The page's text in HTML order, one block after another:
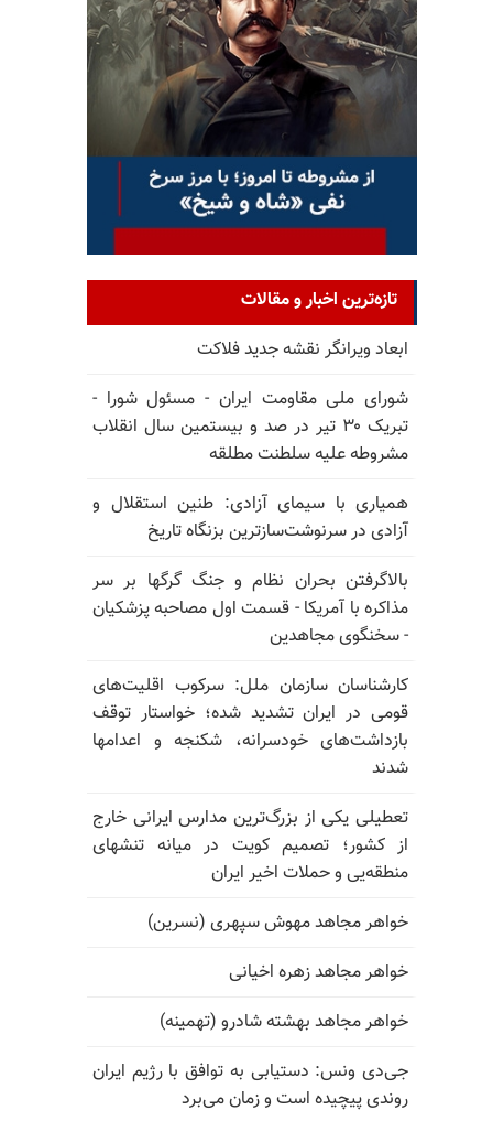
تازه‌ترین اخبار و مقالات
ابعاد ویرانگر نقشه جدید فلاکت
شورای ملی مقاومت ایران - مسئول شورا -
تبریک ۳۰ تیر در صد و بیستمین سال انقلاب
مشروطه علیه سلطنت مطلقه
همیاری با سیمای آزادی: طنین استقلال و
آزادی در سرنوشت‌سازترین بزنگاه تاریخ
بالا‌گرفتن بحران نظام و جنگ گرگها بر سر
مذاکره با آمریکا - قسمت اول مصاحبه پزشکیان
- سخنگوی مجاهدین
کارشناسان سازمان ملل: سرکوب اقلیت‌های
قومی در ایران تشدید شده؛ خواستار توقف
بازداشت‌های خودسرانه، شکنجه و اعدامها
شدند
تعطیلی یکی از بزرگ‌ترین مدارس ایرانی خارج
از کشور؛ تصمیم کویت در میانه تنشهای
منطقه‌یی و حملات اخیر ایران
خواهر مجاهد مهوش سپهری (نسرین)
خواهر مجاهد زهره اخیانی
خواهر مجاهد بهشته شادرو (تهمینه)
جی‌دی ونس: دستیابی به توافق با رژیم ایران
روندی پیچیده است و زمان می‌برد